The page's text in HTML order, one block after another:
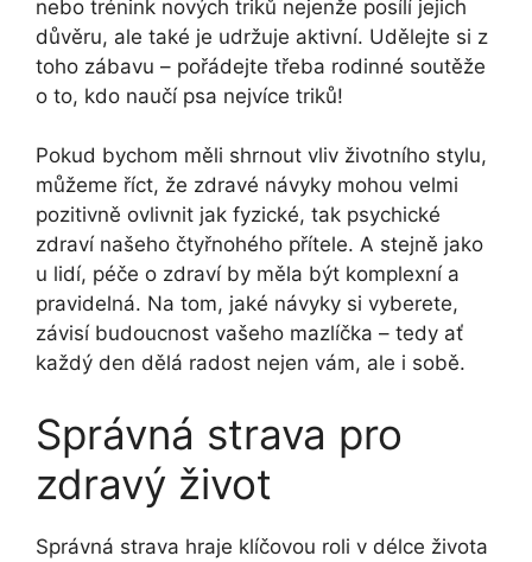
nebo trénink nových triků nejenže posílí jejich
důvěru, ale také je udržuje aktivní. Udělejte si z
toho zábavu – pořádejte třeba rodinné soutěže
o to, kdo naučí psa nejvíce triků!
Pokud bychom měli shrnout vliv životního stylu,
můžeme říct, že zdravé návyky mohou velmi
pozitivně ovlivnit jak fyzické, tak psychické
zdraví našeho čtyřnohého přítele. A stejně jako
u lidí, péče o zdraví by měla být komplexní a
pravidelná. Na tom, jaké návyky si vyberete,
závisí budoucnost vašeho mazlíčka – tedy ať
každý den dělá radost nejen vám, ale i sobě.
Správná strava pro
zdravý život
Správná strava hraje klíčovou roli v délce života